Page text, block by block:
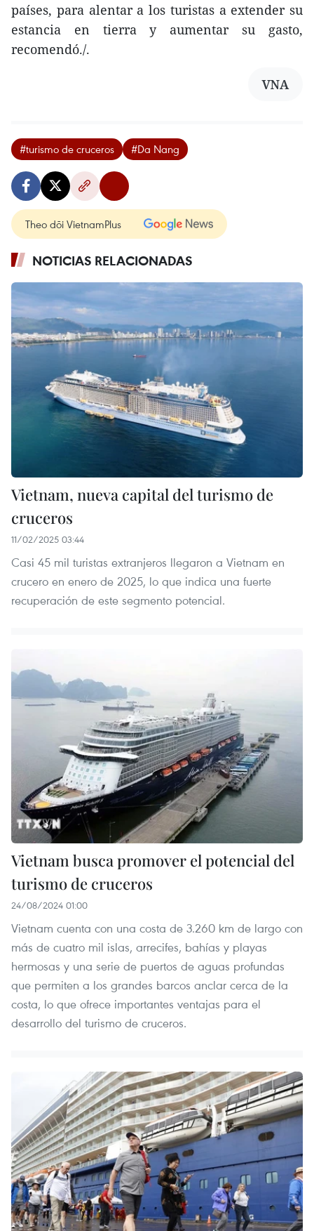
países, para alentar a los turistas a extender su
estancia en tierra y aumentar su gasto,
recomendó./.
VNA
#turismo de cruceros #Da Nang
Theo dõi VietnamPlus
NOTICIAS RELACIONADAS
Vietnam, nueva capital del turismo de
cruceros
11/02/2025 03:44
Casi 45 mil turistas extranjeros llegaron a Vietnam en
crucero en enero de 2025, lo que indica una fuerte
recuperación de este segmento potencial.
Vietnam busca promover el potencial del
turismo de cruceros
24/08/2024 01:00
Vietnam cuenta con una costa de 3.260 km de largo con
más de cuatro mil islas, arrecifes, bahías y playas
hermosas y una serie de puertos de aguas profundas
que permiten a los grandes barcos anclar cerca de la
costa, lo que ofrece importantes ventajas para el
desarrollo del turismo de cruceros.